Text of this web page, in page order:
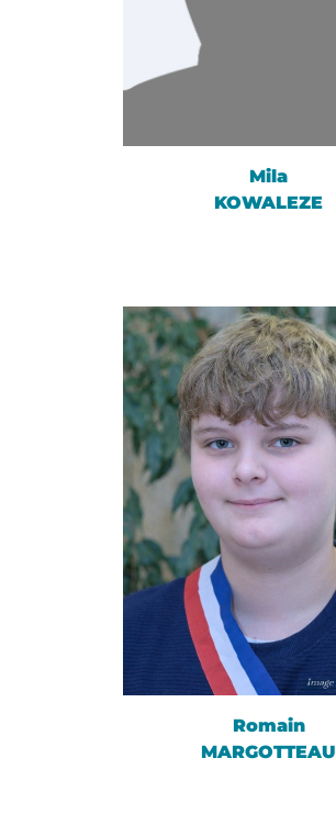
Mila
KOWALEZE
Romain
MARGOTTEAU